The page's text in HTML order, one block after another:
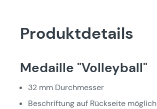
Produktdetails
Medaille "Volleyball"
32 mm Durchmesser
Beschriftung auf Rückseite möglich